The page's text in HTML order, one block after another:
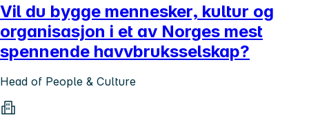
Vil du bygge mennesker, kultur og
organisasjon i et av Norges mest
spennende havvbruksselskap?
Head of People & Culture